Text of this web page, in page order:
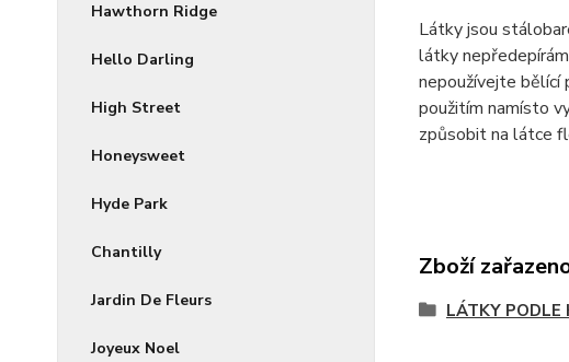
Hawthorn Ridge
Hello Darling
High Street
Honeysweet
Hyde Park
Chantilly
Jardin De Fleurs
Joyeux Noel
Látky jsou
látky
nepoužívejte bělící
použitím namísto
způsobit na látce
Zboží
LÁTKY PODLE